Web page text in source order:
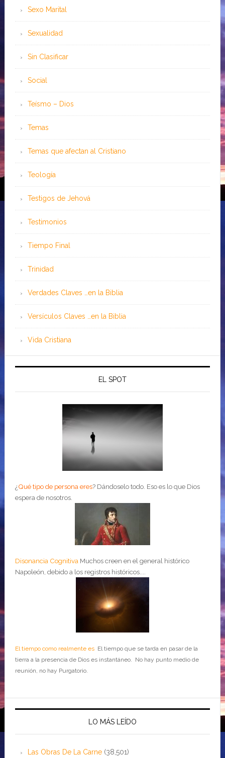
Sexo Marital
Sexualidad
Sin Clasificar
Social
Teísmo – Dios
Temas
Temas que afectan al Cristiano
Teología
Testigos de Jehová
Testimonios
Tiempo Final
Trinidad
Verdades Claves …en la Biblia
Versículos Claves …en la Biblia
Vida Cristiana
EL SPOT
¿Qué tipo de persona eres? Dándoselo todo. Eso es lo que Dios
espera de nosotros.
Disonancia Cognitiva Muchos creen en el general histórico
Napoleón, debido a los registros históricos....
El tiempo como realmente esEl tiempo que se tarda en pasar de la
tierra a la presencia de Dios es instantáneo. No hay punto medio de
reunión, no hay Purgatorio.
LO MÁS LEÍDO
Las Obras De La Carne (38,501)